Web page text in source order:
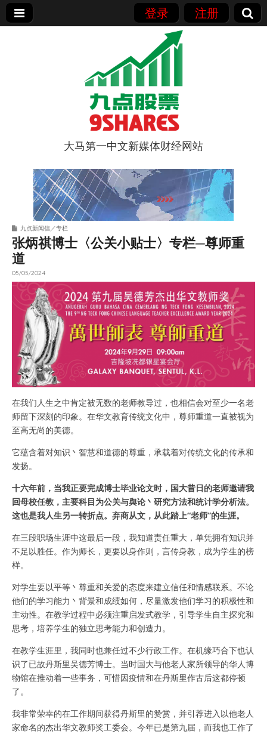
登录 注册
9点股票
大马第一中文新媒体财经网站
九点新闻信／专栏
张炳祺博士〈公关小贴士〉专栏─尊师重
道
05/05/2024
在我们人生之中肯定被无数的老师教导过，也相信会对至少一名老
师留下深刻的印象。在华文教育传统文化中，尊师重道一直被视为
至高无尚的美德。
它蕴含着对知识丶智慧和道德的尊重，承载着对传统文化的传承和
发扬。
十六年前，当我正要完成博士毕业论文时，国大昔日的老师邀请我
回母校任教，主要科目为公关与舆论丶研究方法和统计学分析法。
这也是我人生另一转折点。弃商从文，从此踏上“老师”的生涯。
在三段职场生涯中这最后一段，我知道责任重大，单凭拥有知识并
不足以胜任。作为师长，更要以身作则，言传身教，成为学生的榜
样。
对学生要以平等丶尊重和关爱的态度来建立信任和情感联系。不论
他们的学习能力丶背景和成绩如何，尽量激发他们学习的积极性和
主动性。在教学过程中必须注重启发式教学，引导学生自主探究和
思考，培养学生的独立思考能力和创造力。
在教学生涯里，我同时也兼任过不少行政工作。在机缘巧合下也认
识了已故丹斯里吴德芳博士。当时国大与他老人家所领导的华人博
物馆在推动着一些事务，可惜因疫情和在丹斯里作古后这都停顿
了。
我非常荣幸的在工作期间获得丹斯里的赞赏，并引荐进入以他老人
家命名的杰出华文教师奖工委会。今年已是第九届，而我也工作了